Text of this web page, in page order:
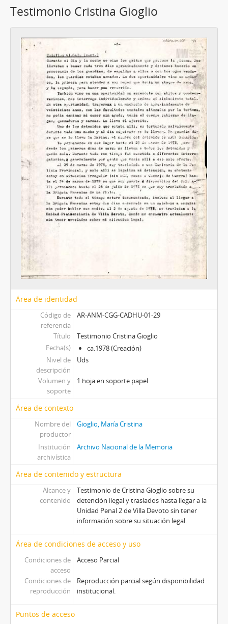
Testimonio Cristina Gioglio
Área de identidad
Código de
referencia
AR-ANM-CGG-CADHU-01-29
Título
Testimonio Cristina Gioglio
Fecha(s)
ca.1978 (Creación)
Nivel de
descripción
Uds
Volumen y
soporte
1 hoja en soporte papel
Área de contexto
Nombre del
productor
Gioglio, María Cristina
Institución
archivística
Archivo Nacional de la Memoria
Área de contenido y estructura
Alcance y
contenido
Testimonio de Cristina Gioglio sobre su
detención ilegal y traslados hasta llegar a la
Unidad Penal 2 de Villa Devoto sin tener
información sobre su situación legal.
Área de condiciones de acceso y uso
Condiciones de
acceso
Acceso Parcial
Condiciones de
reproducción
Reproducción parcial según disponibilidad
institucional.
Puntos de acceso